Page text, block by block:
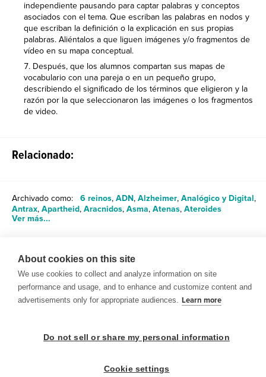
independiente pausando para captar palabras y conceptos
asociados con el tema. Que escriban las palabras en nodos y
que escriban la definición o la explicación en sus propias
palabras. Aliéntalos a que liguen imágenes y/o fragmentos de
vídeo en su mapa conceptual.
Después, que los alumnos compartan sus mapas de
vocabulario con una pareja o en un pequeño grupo,
describiendo el significado de los términos que eligieron y la
razón por la que seleccionaron las imágenes o los fragmentos
de video.
Relacionado:
Archivado como: 6 reinos, ADN, Alzheimer, Analógico y Digital,
Antrax, Apartheid, Aracnidos, Asma, Atenas, Ateroides
Ver más...
Compartir
© 1999-2026 BrainPOP. Todos los derechos reservados.
About cookies on this site
We use cookies to collect and analyze information on site
performance and usage, and to enhance and customize content and
advertisements only for appropriate audiences. Learn more
Do not sell or share my personal information
Cookie settings